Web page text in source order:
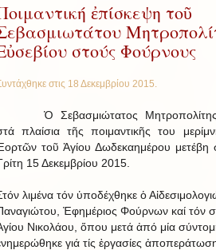
ἐπίσκεψη τοῦ
στούς Φούρνους
στις 18 Δεκεμβρίου 2015.
Ὁ Σεβασμιώτατος
πλαίσια τῆς ποιμαντικῆς του
τοῦ Ἁγίου Δωδεκαημέρου μετέβη
15 Δεκεμβρίου 2015.
λιμένα τόν ὑποδέχθηκε ὁ
Ἐφημέριος Φούρνων καί τόν
Νικολάου, ὅπου μετά ἀπό μία
γιά τίς ἐργασίες